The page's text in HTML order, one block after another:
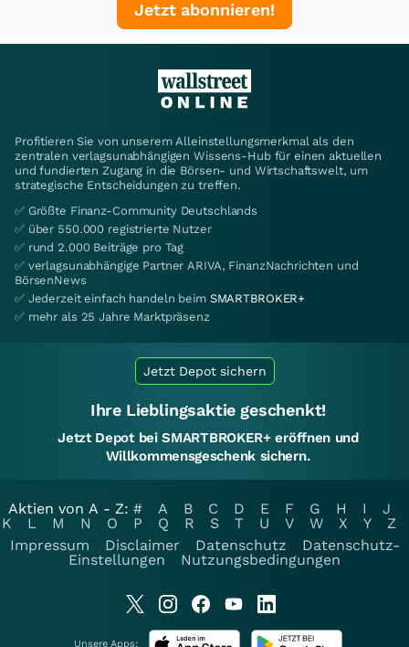
Jetzt abonnieren!
Profitieren Sie von unserem Alleinstellungsmerkmal als den
zentralen verlagsunabhängigen Wissens-Hub für einen aktuellen
und fundierten Zugang in die Börsen- und Wirtschaftswelt, um
strategische Entscheidungen zu treffen.
✅ Größte Finanz-Community Deutschlands
✅ über 550.000 registrierte Nutzer
✅ rund 2.000 Beiträge pro Tag
✅ verlagsunabhängige Partner ARIVA, FinanzNachrichten und
BörsenNews
✅ Jederzeit einfach handeln beim SMARTBROKER+
✅ mehr als 25 Jahre Marktpräsenz
Jetzt Depot sichern
Ihre Lieblingsaktie geschenkt!
Jetzt Depot bei SMARTBROKER+ eröffnen und
Willkommensgeschenk sichern.
Aktien von A - Z: # A B C D E F G H I
J
K
L M N O P Q R S T U V W X Y
Z
Impressum
Disclaimer Datenschutz
Datenschutz-
Einstellungen
Nutzungsbedingungen
Unsere Apps: